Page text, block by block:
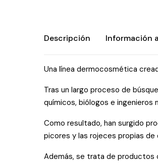
Descripción Información
Una línea dermocosmética
Tras un largo proceso de
químicos, biólogos e ingenieros
Como resultado, han surgido
picores y las rojeces propias de
Además, se trata de productos